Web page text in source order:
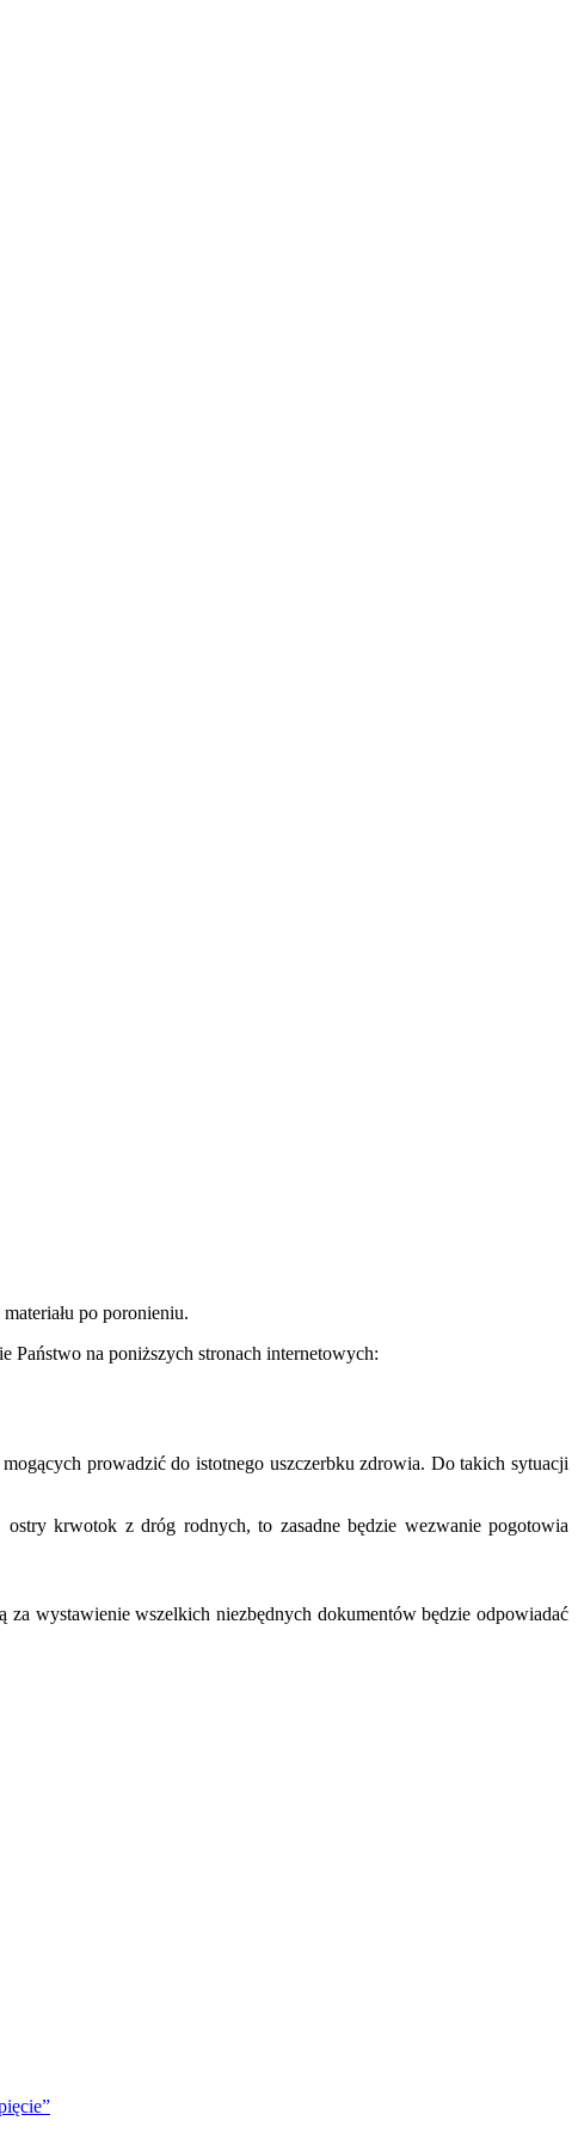
po poronieniu.
Państwo na poniższych stronach internetowych:
prowadzić do istotnego uszczerbku zdrowia. Do takich sytuacji
krwotok z dróg rodnych, to zasadne będzie wezwanie pogotowia
wystawienie wszelkich niezbędnych dokumentów będzie odpowiadać